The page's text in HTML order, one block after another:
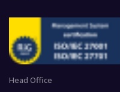
Head Office